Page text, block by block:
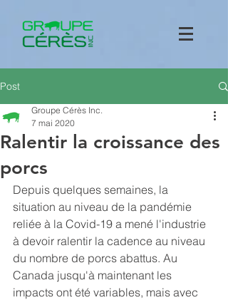
Post
Ralentir la croissance des
porcs
Groupe Cérès Inc.
7 mai 2020
Depuis quelques semaines, la
situation au niveau de la pandémie
reliée à la Covid-19 a mené l'industrie
à devoir ralentir la cadence au niveau
du nombre de porcs abattus. Au
Canada jusqu'à maintenant les
impacts ont été variables, mais avec